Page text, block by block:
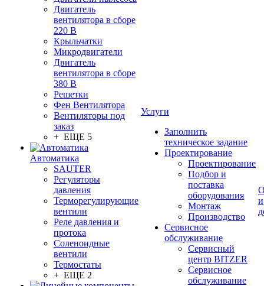
Двигатель
вентилятора в сборе
220 В
Крыльчатки
Микродвигатели
Двигатель
вентилятора в сборе
380 В
Решетки
Фен Вентилятора
Вентиляторы под
заказ
+ ЕЩЕ 5
Автоматика
SAUTER
Регуляторы
давления
Терморегулирующие
вентили
Реле давления и
протока
Соленоидные
вентили
Термостаты
+ ЕЩЕ 2
Услуги
Заполнить
техническое задание
Проектирование
Проектирование
Подбор и
поставка
оборудования
Монтаж
Производство
Сервисное
обслуживание
Сервисный
центр BITZER
Сервисное
обслуживание
и